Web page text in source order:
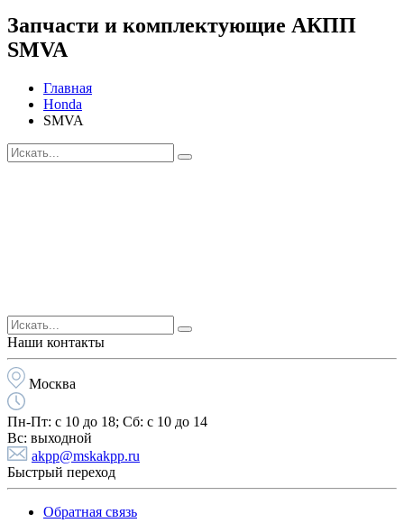
Запчасти и комплектующие АКПП
SMVA
Главная
Honda
SMVA
Наши контакты
Москва
Пн-Пт: с 10 до 18; Cб: с 10 до 14
Вс: выходной
akpp@mskakpp.ru
Быстрый переход
Обратная связь